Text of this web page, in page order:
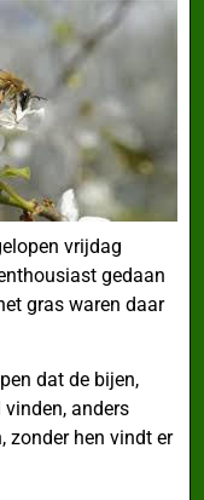
vrijdag
gedaan
gras waren daar
dat de bijen,
anders
zonder hen vindt er